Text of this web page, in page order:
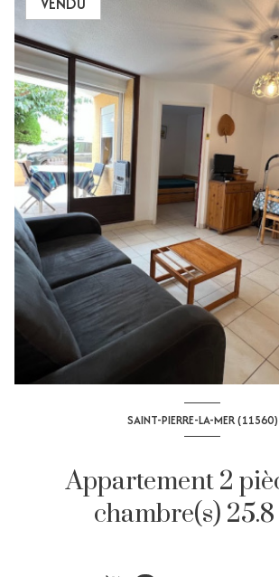
SAINT-PIERRE-LA-MER (11560)
Appartement 2 pièce(s) 1